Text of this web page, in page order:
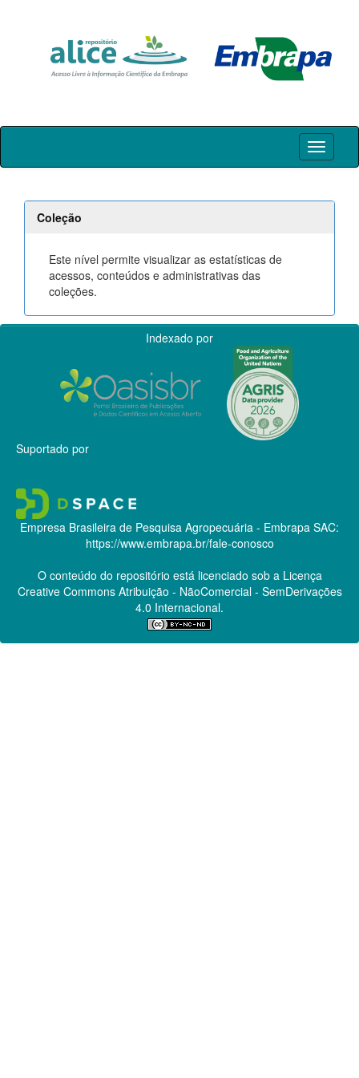
Skip
Coleção
Este nível permite visualizar as estatísticas de
acessos, conteúdos e administrativas das
coleções.
Indexado por
Suportado por
Empresa Brasileira de Pesquisa Agropecuária - Embrapa SAC:
https://www.embrapa.br/fale-conosco
O conteúdo do repositório está licenciado sob a Licença
Creative CommonsAtribuição - NãoComercial - SemDerivações
4.0 Internacional.